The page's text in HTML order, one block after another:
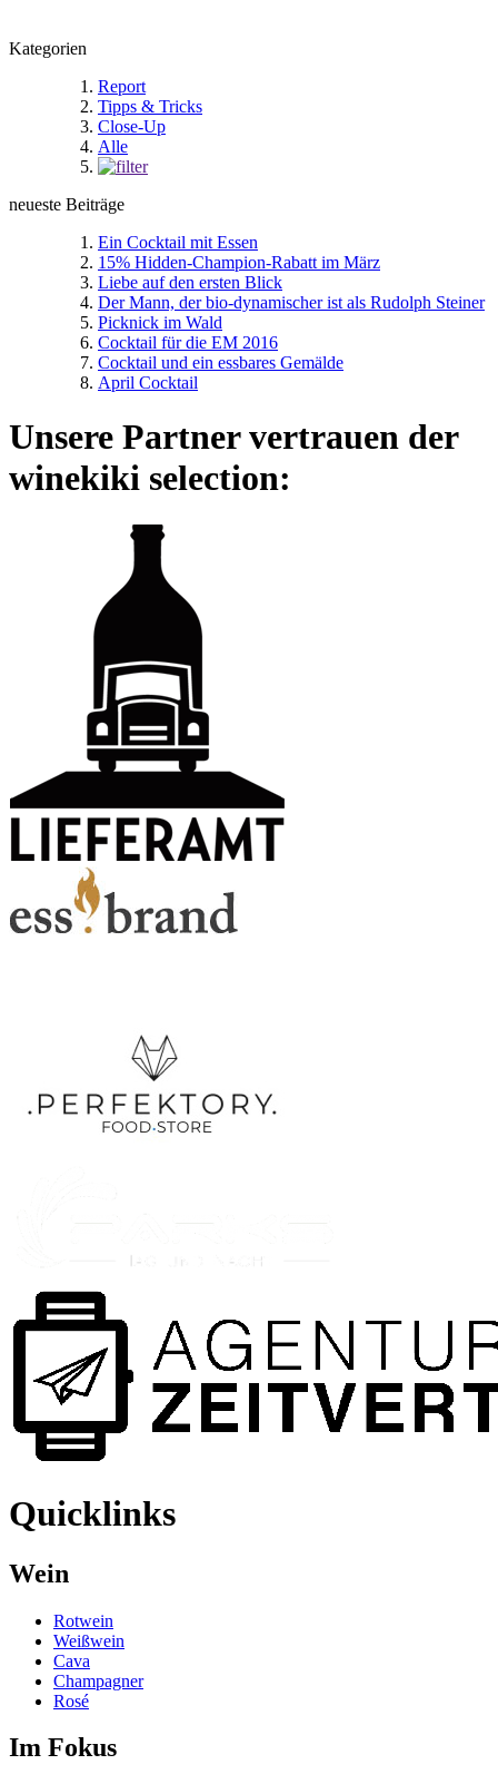
Kategorien
Report
Tipps & Tricks
Close-Up
Alle
neueste Beiträge
Ein Cocktail mit Essen
15% Hidden-Champion-Rabatt im März
Liebe auf den ersten Blick
Der Mann, der bio-dynamischer ist als Rudolph Steiner
Picknick im Wald
Cocktail für die EM 2016
Cocktail und ein essbares Gemälde
April Cocktail
Unsere Partner vertrauen der
winekiki selection:
Quicklinks
Wein
Rotwein
Weißwein
Cava
Champagner
Rosé
Im Fokus